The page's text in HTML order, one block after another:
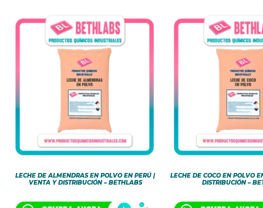
LECHE DE ALMENDRAS EN POLVO EN PERÚ |
VENTA Y DISTRIBUCIÓN – BETHLABS
LECHE DE COCO EN POLVO
DISTRIBUCIÓN –